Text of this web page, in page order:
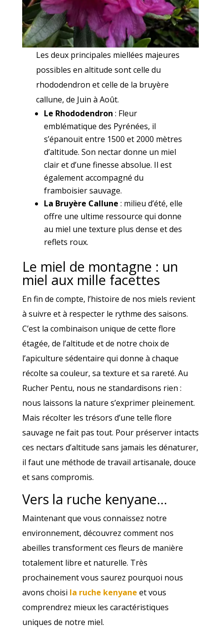
Les deux principales miellées majeures
possibles en altitude sont celle du
rhododendron et celle de la bruyère
callune, de Juin à Août.
Le Rhododendron: Fleur
emblématique des Pyrénées, il
s’épanouit entre 1500 et 2000 mètres
d’altitude. Son nectar donne un miel
clair et d’une finesse absolue. Il est
également accompagné du
framboisier sauvage.
La Bruyère Callune: milieu d’été, elle
offre une ultime ressource qui donne
au miel une texture plus dense et des
reflets roux.
Le miel de montagne : un
miel aux mille facettes
En fin de compte, l’histoire de nos miels revient
à suivre et à respecter le rythme des saisons.
C’est la combinaison unique de cette flore
étagée, de l’altitude et de notre choix de
l’apiculture sédentaire qui donne à chaque
récolte sa couleur, sa texture et sa rareté. Au
Rucher Pentu, nous ne standardisons rien :
nous laissons la nature s’exprimer pleinement.
Mais récolter les trésors d’une telle flore
sauvage ne fait pas tout. Pour préserver intacts
ces nectars d’altitude sans jamais les dénaturer,
il faut une méthode de travail artisanale, douce
et sans compromis.
Vers la ruche kenyane…
Maintenant que vous connaissez notre
environnement, découvrez comment nos
abeilles transforment ces fleurs de manière
totalement libre et naturelle. Très
prochainement vous saurez pourquoi nous
avons choisi la ruche kenyane et vous
comprendrez mieux les caractéristiques
uniques de notre miel.